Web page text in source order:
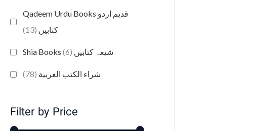
Qadeem Urdu Books قدیم اردو
کتابیں (13)
Shia Books شیعہ کتابیں (6)
شراء الكتب العربية (78)
Filter by Price